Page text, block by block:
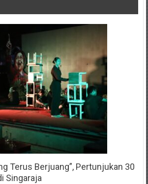
Terus Berjuang”, Pertunjukan 30
Singaraja